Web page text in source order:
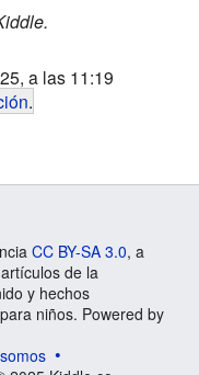
a las 11:19
.
CC BY-SA 3.0, a
de la
y hechos
niños. Powered by